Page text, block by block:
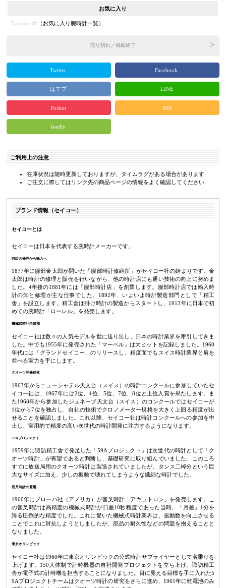
お気に入り
Favorite （お気に入り腕時計一覧）
売り切れ／掲載終了
Twitter Facebook
はてブ LINE
Pocket RSS
feedly
ご利用上の注意
在庫状況は随時更新しておりますが、タイムラグがある場合があります
ご注文に際してはリンク先の商品ページの情報をよく確認してください
ブランド情報（セイコー）
セイコーとは
セイコーは日本を代表する腕時計メーカーです。
時計の修理から輸入へ
1877年に服部金太郎が開いた「服部時計修繕所」がセイコー社の始まりです。金
太郎は時計の修理と販売を行いながら、他の時計店にも通い技術の向上に努めま
した。4年後の1881年には「服部時計店」を創業します。服部時計店では輸入時
計の卸と修理が主な仕事でした。1892年、いよいよ時計製造部門として「精工
舎」を設立します。精工舎は掛け時計の製造からスタートし、1913年に日本で初
めての腕時計「ローレル」を発売します。
機械式時計全盛期
セイコー社は数々の人気モデルを世に送り出し、日本の時計業界を牽引してきま
した。中でも1955年に発売された「マーベル」は大ヒットを記録しました。1960
年代には「グランドセイコー」のリリースし、精度面でもスイス時計業界と肩を
並べる実力を手にします。
クオーツ開発前夜
1963年からニューシャテル天文台（スイス）の時計コンクールに参加していたセ
イコー社は、1967年には2位、4位、5位、7位、8位と上位入賞を果たします。ま
た1968年から参加したジュネーブ天文台（スイス）のコンクールではセイコーが
1位から7位を独占し、自社の技術でクロノメーター規格を大きく上回る精度が出
せることを確認しました。これ以降、セイコー社は時計コンクールへの参加を中
止し、実用的で精度の高い次世代の時計開発に注力するようになります。
59Aプロジェクト
1959年に諏訪精工舎で発足した「59Aプロジェクト」は次世代の時計として「ク
オーツ時計」が有望であると判断し、基礎研究に取り組んでいました。このころ
すでに放送局用のクオーツ時計は製造されていましたが、タンス二棹分という巨
大なサイズに加え、少しの振動で壊れてしまうような繊細な時計でした。
音叉時計の登場
1960年にブローバ社（アメリカ）が音叉時計「アキュトロン」を発売します。こ
の音叉時計は高精度の機械式時計が日差10秒程度であった当時、「月差」1分を
誇る圧倒的な精度でした。これに驚いた機械式時計業界は、振動数を向上させる
ことでこれに対抗しようとしましたが、部品の耐久性などの問題を抱えることと
なりました。
東京オリンピック
セイコー社は1960年に東京オリンピックの公式時計サプライヤーとして名乗りを
上げます。150人体制で計時機器の自社開発プロジェクトを立ち上げ、諏訪精工
舎が電子式の計時機を担当することになりました。目に見える目標を手に入れた5
9Aプロジェクトチームはクオーツ時計の研究をさらに進め、1961年に乾電池のみ